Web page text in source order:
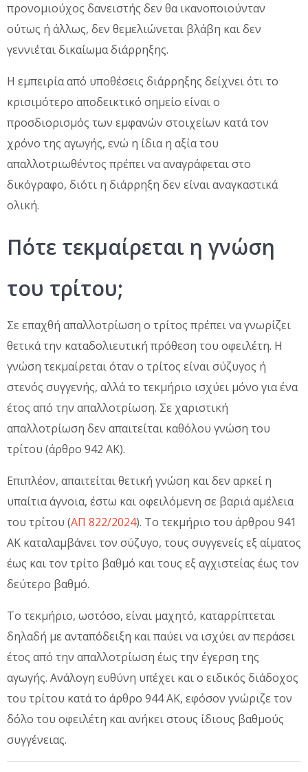
προνομιούχος δανειστής δεν θα ικανοποιούνταν
ούτως ή άλλως, δεν θεμελιώνεται βλάβη και δεν
γεννιέται δικαίωμα διάρρηξης.
Η εμπειρία από υποθέσεις διάρρηξης δείχνει ότι το
κρισιμότερο αποδεικτικό σημείο είναι ο
προσδιορισμός των εμφανών στοιχείων κατά τον
χρόνο της αγωγής, ενώ η ίδια η αξία του
απαλλοτριωθέντος πρέπει να αναγράφεται στο
δικόγραφο, διότι η διάρρηξη δεν είναι αναγκαστικά
ολική.
Πότε τεκμαίρεται η γνώση
του τρίτου;
Σε επαχθή απαλλοτρίωση ο τρίτος πρέπει να γνωρίζει
θετικά την καταδολιευτική πρόθεση του οφειλέτη. Η
γνώση τεκμαίρεται όταν ο τρίτος είναι σύζυγος ή
στενός συγγενής, αλλά το τεκμήριο ισχύει μόνο για ένα
έτος από την απαλλοτρίωση. Σε χαριστική
απαλλοτρίωση δεν απαιτείται καθόλου γνώση του
τρίτου (άρθρο 942 ΑΚ).
Επιπλέον, απαιτείται θετική γνώση και δεν αρκεί η
υπαίτια άγνοια, έστω και οφειλόμενη σε βαριά αμέλεια
του τρίτου (ΑΠ 822/2024). Το τεκμήριο του άρθρου 941
ΑΚ καταλαμβάνει τον σύζυγο, τους συγγενείς εξ αίματος
έως και τον τρίτο βαθμό και τους εξ αγχιστείας έως τον
δεύτερο βαθμό.
Το τεκμήριο, ωστόσο, είναι μαχητό, καταρρίπτεται
δηλαδή με ανταπόδειξη και παύει να ισχύει αν περάσει
έτος από την απαλλοτρίωση έως την έγερση της
αγωγής. Ανάλογη ευθύνη υπέχει και ο ειδικός διάδοχος
του τρίτου κατά το άρθρο 944 ΑΚ, εφόσον γνώριζε τον
δόλο του οφειλέτη και ανήκει στους ίδιους βαθμούς
συγγένειας.